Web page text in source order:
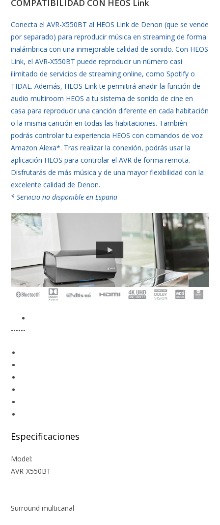
COMPATIBILIDAD CON HEOS Link
Conecta el AVR-X550BT al HEOS Link de Denon (que se vende
por separado) para reproducir música en streaming de forma
inalámbrica con una inmejorable calidad de sonido. Con HEOS
Link, el AVR-X550BT puede reproducir un número casi
ilimitado de servicios de streaming online, como Spotify o
TIDAL. Además, HEOS Link te permitirá añadir la función de
audio multiroom HEOS a tu sistema de sonido de cine en
casa para reproducir una canción diferente en cada habitación
o la misma canción en todas las habitaciones. También
podrás controlar tu experiencia HEOS con comandos de voz
Amazon Alexa*. Tras realizar la conexión, podrás usar la
aplicación HEOS para controlar el AVR de forma remota.
Disfrutarás de más música y de una mayor flexibilidad con la
excelente calidad de Denon.
* Servicio no disponible en España
••••••
Especificaciones
Model:
AVR-X550BT
Surround multicanal